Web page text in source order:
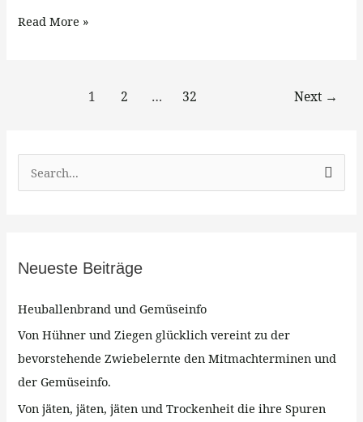
Read More »
1 2 … 32 Next →
e
n
a
c
h
:
Neueste Beiträge
Heuballenbrand und Gemüseinfo
Von Hühner und Ziegen glücklich vereint zu der
bevorstehende Zwiebelernte den Mitmachterminen und
der Gemüseinfo.
Von jäten, jäten, jäten und Trockenheit die ihre Spuren